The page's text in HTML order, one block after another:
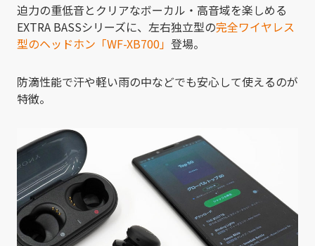
迫力の重低音とクリアなボーカル・高音域を楽しめる
EXTRA BASSシリーズに、左右独立型の完全ワイヤレス
型のヘッドホン「WF-XB700」 登場。
防滴性能で汗や軽い雨の中などでも安心して使えるのが
特徴。